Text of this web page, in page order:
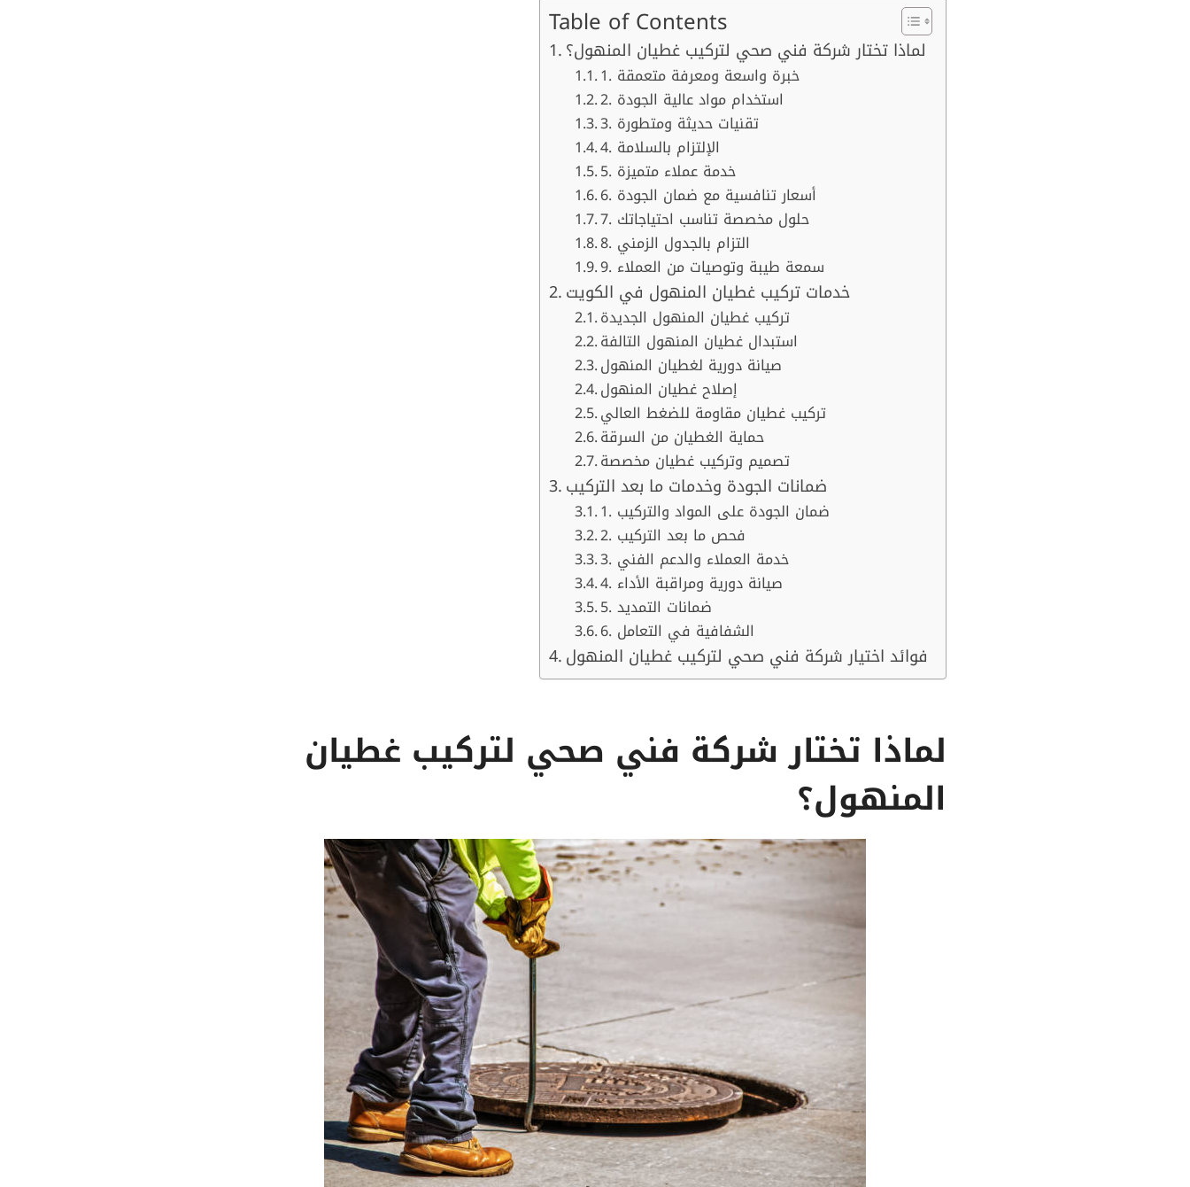
Table of Contents
لماذا تختار شركة فني صحي لتركيب غطيان المنهول؟
1. خبرة واسعة ومعرفة متعمقة
2. استخدام مواد عالية الجودة
3. تقنيات حديثة ومتطورة
4. الإلتزام بالسلامة
5. خدمة عملاء متميزة
6. أسعار تنافسية مع ضمان الجودة
7. حلول مخصصة تناسب احتياجاتك
8. التزام بالجدول الزمني
9. سمعة طيبة وتوصيات من العملاء
خدمات تركيب غطيان المنهول في الكويت
تركيب غطيان المنهول الجديدة
استبدال غطيان المنهول التالفة
صيانة دورية لغطيان المنهول
إصلاح غطيان المنهول
تركيب غطيان مقاومة للضغط العالي
حماية الغطيان من السرقة
تصميم وتركيب غطيان مخصصة
ضمانات الجودة وخدمات ما بعد التركيب
1. ضمان الجودة على المواد والتركيب
2. فحص ما بعد التركيب
3. خدمة العملاء والدعم الفني
4. صيانة دورية ومراقبة الأداء
5. ضمانات التمديد
6. الشفافية في التعامل
فوائد اختيار شركة فني صحي لتركيب غطيان المنهول
لماذا تختار شركة فني صحي لتركيب غطيان
المنهول؟